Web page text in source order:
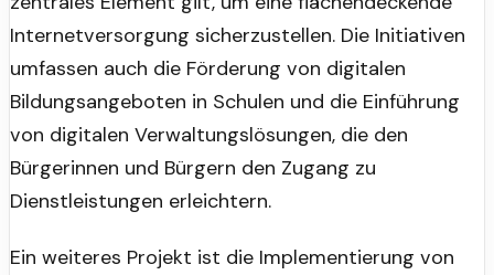
Internetversorgung sicherzustellen. Die Initiativen
umfassen auch die Förderung von digitalen
Bildungsangeboten in Schulen und die Einführung
von digitalen Verwaltungslösungen, die den
Bürgerinnen und Bürgern den Zugang zu
Dienstleistungen erleichtern.
Ein weiteres Projekt ist die Implementierung von